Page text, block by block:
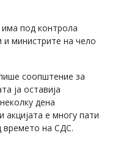
под контрола
министрите на чело
соопштение за
ја оставија
дена
е многу пати
времето на СДС.